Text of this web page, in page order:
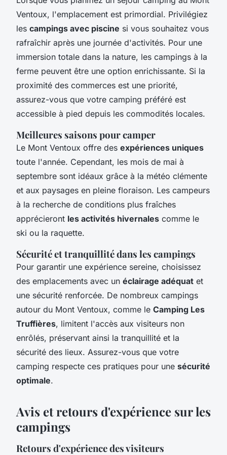
Ventoux, l'emplacement est primordial. Privilégiez
les campings avec piscine si vous souhaitez vous
rafraîchir après une journée d'activités. Pour une
immersion totale dans la nature, les campings à la
ferme peuvent être une option enrichissante. Si la
proximité des commerces est une priorité,
assurez-vous que votre camping préféré est
accessible à pied depuis les commodités locales.
Meilleures saisons pour camper
Le Mont Ventoux offre des expériences uniques
toute l'année. Cependant, les mois de mai à
septembre sont idéaux grâce à la météo clémente
et aux paysages en pleine floraison. Les campeurs
à la recherche de conditions plus fraîches
apprécieront les activités hivernales comme le
ski ou la raquette.
Sécurité et tranquillité dans les campings
Pour garantir une expérience sereine, choisissez
des emplacements avec un éclairage adéquat et
une sécurité renforcée. De nombreux campings
autour du Mont Ventoux, comme le Camping Les
Truffières, limitent l'accès aux visiteurs non
enrôlés, préservant ainsi la tranquillité et la
sécurité des lieux. Assurez-vous que votre
camping respecte ces pratiques pour une sécurité
optimale.
Avis et retours d'expérience sur les
campings
Retours d'expérience des visiteurs